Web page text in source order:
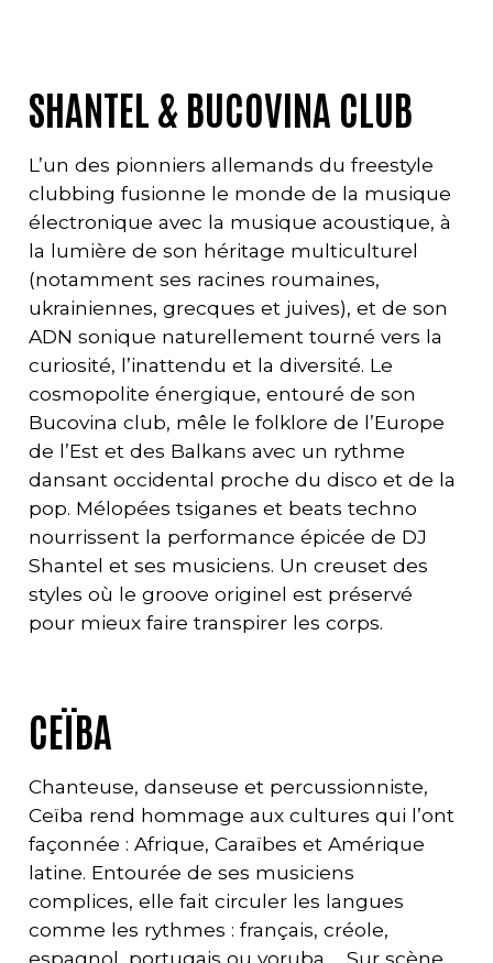
SHANTEL & BUCOVINA CLUB
L’un des pionniers allemands du freestyle
clubbing fusionne le monde de la musique
électronique avec la musique acoustique, à
la lumière de son héritage multiculturel
(notamment ses racines roumaines,
ukrainiennes, grecques et juives), et de son
ADN sonique naturellement tourné vers la
curiosité, l’inattendu et la diversité. Le
cosmopolite énergique, entouré de son
Bucovina club, mêle le folklore de l’Europe
de l’Est et des Balkans avec un rythme
dansant occidental proche du disco et de la
pop. Mélopées tsiganes et beats techno
nourrissent la performance épicée de DJ
Shantel et ses musiciens. Un creuset des
styles où le groove originel est préservé
pour mieux faire transpirer les corps.
CEÏBA
Chanteuse, danseuse et percussionniste,
Ceïba rend hommage aux cultures qui l’ont
façonnée : Afrique, Caraïbes et Amérique
latine. Entourée de ses musiciens
complices, elle fait circuler les langues
comme les rythmes : français, créole,
espagnol, portugais ou yoruba,… Sur scène,